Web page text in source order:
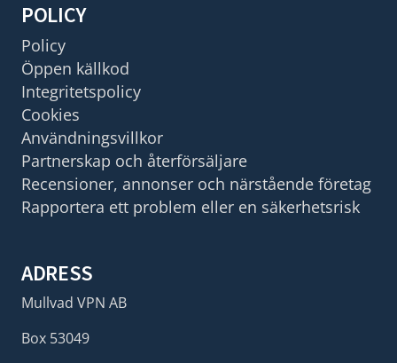
POLICY
Policy
Öppen källkod
Integritetspolicy
Cookies
Användningsvillkor
Partnerskap och återförsäljare
Recensioner, annonser och närstående företag
Rapportera ett problem eller en säkerhetsrisk
ADRESS
Mullvad VPN AB
Box 53049